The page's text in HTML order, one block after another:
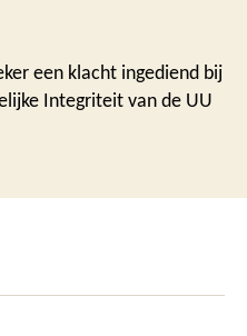
een klacht ingediend bij
Integriteit van de UU